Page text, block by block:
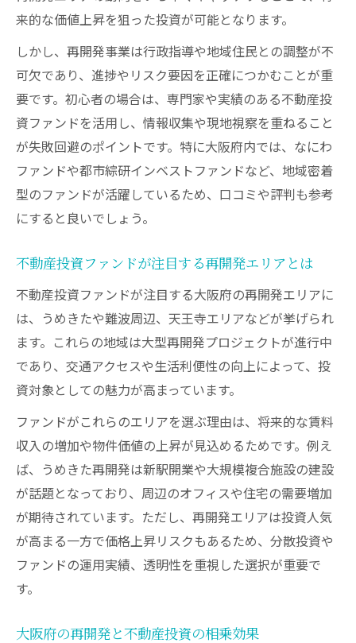
来的な価値上昇を狙った投資が可能となります。
しかし、再開発事業は行政指導や地域住民との調整が不
可欠であり、進捗やリスク要因を正確につかむことが重
要です。初心者の場合は、専門家や実績のある不動産投
資ファンドを活用し、情報収集や現地視察を重ねること
が失敗回避のポイントです。特に大阪府内では、なにわ
ファンドや都市綜研インベストファンドなど、地域密着
型のファンドが活躍しているため、口コミや評判も参考
にすると良いでしょう。
不動産投資ファンドが注目する再開発エリアとは
不動産投資ファンドが注目する大阪府の再開発エリアに
は、うめきたや難波周辺、天王寺エリアなどが挙げられ
ます。これらの地域は大型再開発プロジェクトが進行中
であり、交通アクセスや生活利便性の向上によって、投
資対象としての魅力が高まっています。
ファンドがこれらのエリアを選ぶ理由は、将来的な賃料
収入の増加や物件価値の上昇が見込めるためです。例え
ば、うめきた再開発は新駅開業や大規模複合施設の建設
が話題となっており、周辺のオフィスや住宅の需要増加
が期待されています。ただし、再開発エリアは投資人気
が高まる一方で価格上昇リスクもあるため、分散投資や
ファンドの運用実績、透明性を重視した選択が重要で
す。
大阪府の再開発と不動産投資の相乗効果